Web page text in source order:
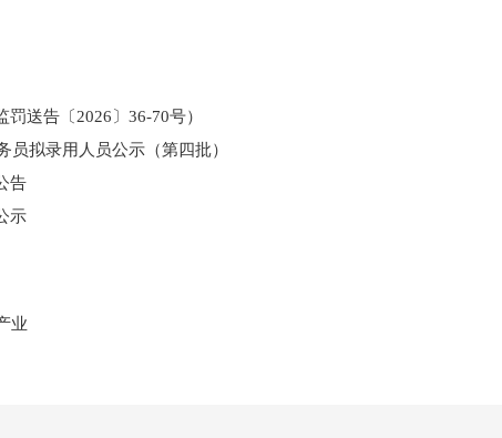
送告〔2026〕36-70号）
拟录用人员公示（第四批）
告
示
业